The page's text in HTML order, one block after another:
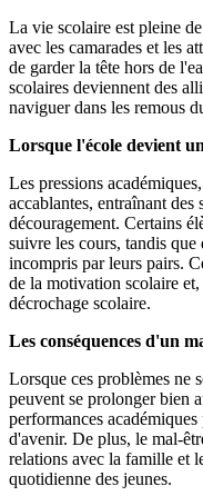
La vie scolaire est pleine
avec les camarades et les
de garder la tête hors de
scolaires deviennent des
naviguer dans les remous
Lorsque l'école devient
Les pressions
accablantes, entraînant des
découragement. Certains
suivre les cours, tandis
incompris par leurs pairs.
de la motivation scolaire et,
décrochage scolaire.
Les conséquences d'un
Lorsque ces problèmes ne
peuvent se prolonger bien
performances
d'avenir. De plus, le mal-
relations avec la famille et
quotidienne des jeunes.